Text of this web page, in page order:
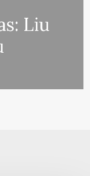
Liu